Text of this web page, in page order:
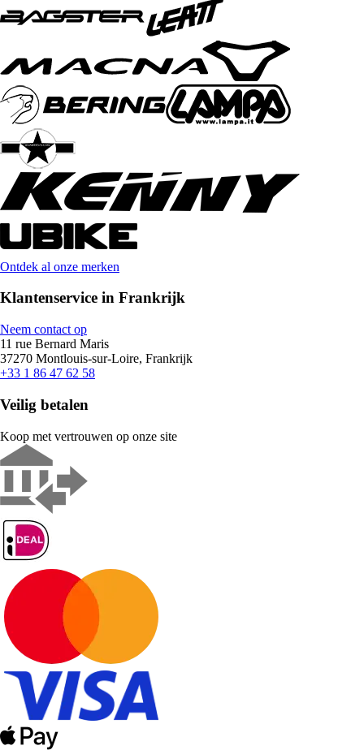
Ontdek al onze merken
Klantenservice in Frankrijk
Neem contact op
11 rue Bernard Maris
37270 Montlouis-sur-Loire, Frankrijk
+33 1 86 47 62 58
Veilig betalen
Koop met vertrouwen op onze site